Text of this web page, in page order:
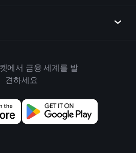
에서 금융 세계를 발
견하세요